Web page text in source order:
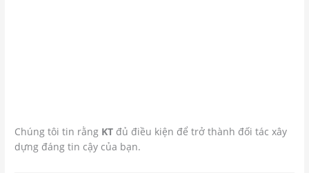
Chúng tôi tin rằng KT đủ điều kiện để trở thành đối tác xây
dựng đáng tin cậy của bạn.